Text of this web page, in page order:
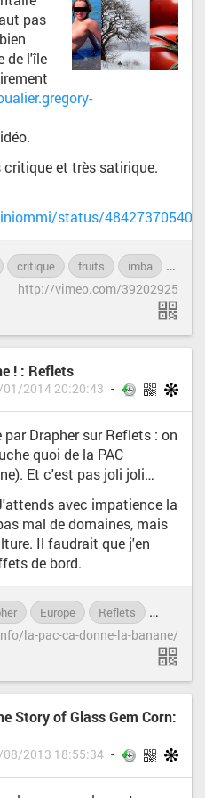
pas
de l'île
et très satirique.
status/
critique fruits imba
http://vimeo.com/39202925
! : Reflets
01/2014 20:20:43
Drapher sur Reflets : on
quoi de la PAC
Et c'est pas joli joli…
avec impatience la
mal de domaines, mais
Il faudrait que j'en
de bord.
Europe Reflets
la-pac-ca-donne-la-banane/
Story of Glass Gem Corn:
08/2013 18:55:34